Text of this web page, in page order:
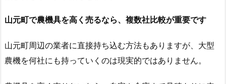
山元町で農機具を高く売るなら、複数社比較が重要です
山元町周辺の業者に直接持ち込む方法もありますが、大型
農機を何社にも持っていくのは現実的ではありません。